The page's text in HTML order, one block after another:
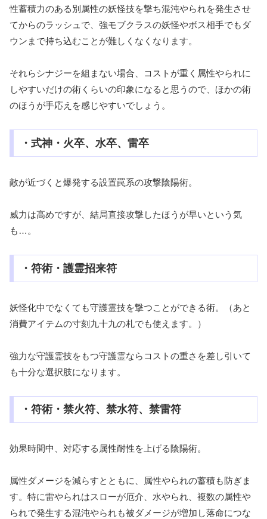
性蓄積力のある別属性の妖怪技を撃ち混沌やられを発生させ
てからのラッシュで、強モブクラスの妖怪やボス相手でもダ
ウンまで持ち込むことが難しくなくなります。
それらシナジーを組まない場合、コストが重く属性やられに
しやすいだけの術くらいの印象になると思うので、ほかの術
のほうが手応えを感じやすいでしょう。
・式神・火卒、水卒、雷卒
敵が近づくと爆発する設置罠系の攻撃陰陽術。
威力は高めですが、結局直接攻撃したほうが早いという気
も…。
・符術・護霊招来符
妖怪化中でなくても守護霊技を撃つことができる術。（あと
消費アイテムの寸刻九十九の札でも使えます。）
強力な守護霊技をもつ守護霊ならコストの重さを差し引いて
も十分な選択肢になります。
・符術・禁火符、禁水符、禁雷符
効果時間中、対応する属性耐性を上げる陰陽術。
属性ダメージを減らすとともに、属性やられの蓄積も防ぎま
す。特に雷やられはスローが厄介、水やられ、複数の属性や
られで発生する混沌やられも被ダメージが増加し落命につな